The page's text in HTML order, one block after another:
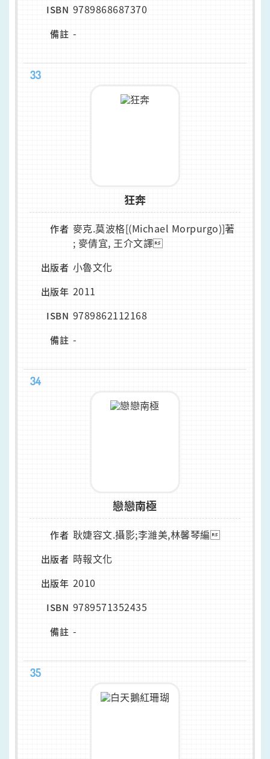
ISBN 9789868687370
備註 -
33
狂奔
作者 麥克.莫波格[(Michael Morpurgo)]著
; 麥倩宜, 王介文譯
出版者 小魯文化
出版年 2011
ISBN 9789862112168
備註 -
34
戀戀南極
作者 耿婕容文.攝影;李濰美,林馨琴編
出版者 時報文化
出版年 2010
ISBN 9789571352435
備註 -
35